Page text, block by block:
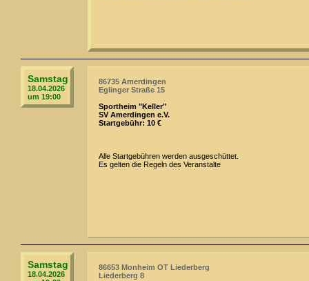
Samstag
18.04.2026
um 19:00
86735 Amerdingen
Eglinger Straße 15
Sportheim "Keller"
SV Amerdingen e.V.
Startgebühr: 10 €
Alle Startgebühren werden ausgeschüttet.
Es gelten die Regeln des Veranstalte
Samstag
18.04.2026
86653 Monheim OT Liederberg
Liederberg 8